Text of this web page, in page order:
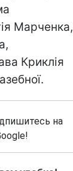
Марченка,
Криклія
на